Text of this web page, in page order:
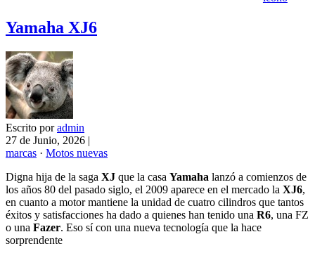
Yamaha XJ6
Escrito poradmin
27 de Junio, 2026 |
marcas · Motos nuevas
Digna hija de la saga XJ que la casa Yamaha lanzó a comienzos de
los años 80 del pasado siglo, el 2009 aparece en el mercado la XJ6,
en cuanto a motor mantiene la unidad de cuatro cilindros que tantos
éxitos y satisfacciones ha dado a quienes han tenido una R6, una FZ
o una Fazer. Eso sí con una nueva tecnología que la hace
sorprendente